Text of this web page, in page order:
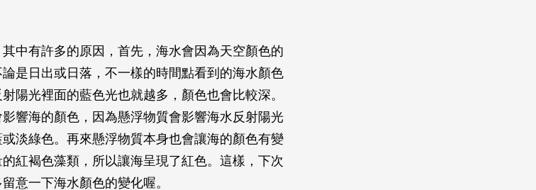
中有許多的原因，首先，海水會因為天空顏色的
是日出或日落，不一樣的時間點看到的海水顏色
陽光裡面的藍色光也就越多，顏色也會比較深。
響海的顏色，因為懸浮物質會影響海水反射陽光
淡綠色。再來懸浮物質本身也會讓海的顏色有變
紅褐色藻類，所以讓海呈現了紅色。這樣，下次
意一下海水顏色的變化喔。